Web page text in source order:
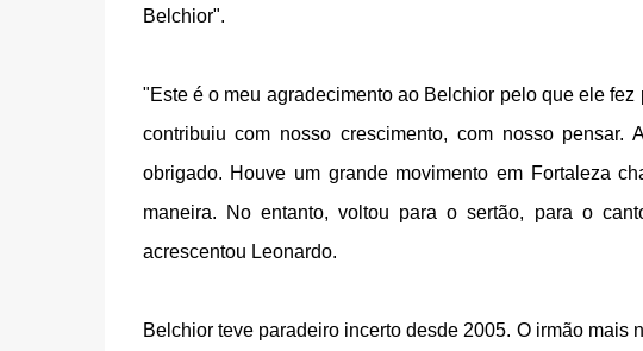
Belchior".
"Este é o meu agradecimento ao Belchior pelo que ele
contribuiu com nosso crescimento, com nosso
obrigado. Houve um grande movimento em Fortaleza
maneira. No entanto, voltou para o sertão, para o
acrescentou Leonardo.
Belchior teve paradeiro incerto desde 2005. O irmão